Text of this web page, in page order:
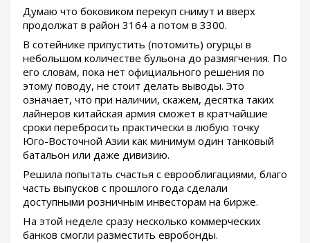
Думаю что боковиком перекуп снимут и вверх
продолжат в район 3164 а потом в 3300.
В сотейнике припустить (потомить) огурцы в
небольшом количестве бульона до размягчения. По
его словам, пока нет официального решения по
этому поводу, не стоит делать выводы. Это
означает, что при наличии, скажем, десятка таких
лайнеров китайская армия сможет в кратчайшие
сроки перебросить практически в любую точку
Юго-Восточной Азии как минимум один танковый
батальон или даже дивизию.
Решила попытать счастья с еврооблигациями, благо
часть выпусков с прошлого года сделали
доступными розничным инвесторам на бирже.
На этой неделе сразу несколько коммерческих
банков смогли разместить евробонды.